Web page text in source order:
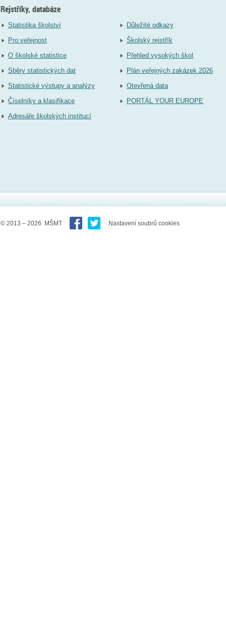
Rejstříky, databáze
Statistika školství
Pro veřejnost
O školské statistice
Sběry statistických dat
Statistické výstupy a analýzy
Číselníky a klasifikace
Adresáře školských institucí
Důležité odkazy
Školský rejstřík
Přehled vysokých škol
Plán veřejných zakázek 2026
Otevřená data
PORTÁL YOUR EUROPE
© 2013 – 2026 MŠMT Nastavení soubrů cookies